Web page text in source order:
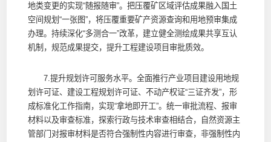
地类变更的实现“随报随审”。把压覆矿区域评估成果融入国土
空间规划“一张图”，将压覆重要矿产资源查询和用地预审集成
办理。持续深化“多测合一”改革，建立健全测绘成果共享互认
机制，规范成果提交，提升工程建设项目审批质效。
7.提升规划许可服务水平。全面推行产业项目建设用地规
划许可证、建设工程规划许可证、不动产权证“三证齐发”，形
成标准化工作指南，实现“拿地即开工”。统一审批流程、报审
材料以及审查标准，探索行政与技术审查相结合，自然资源主
管部门对报审材料是否符合强制性内容进行审查，非强制性内